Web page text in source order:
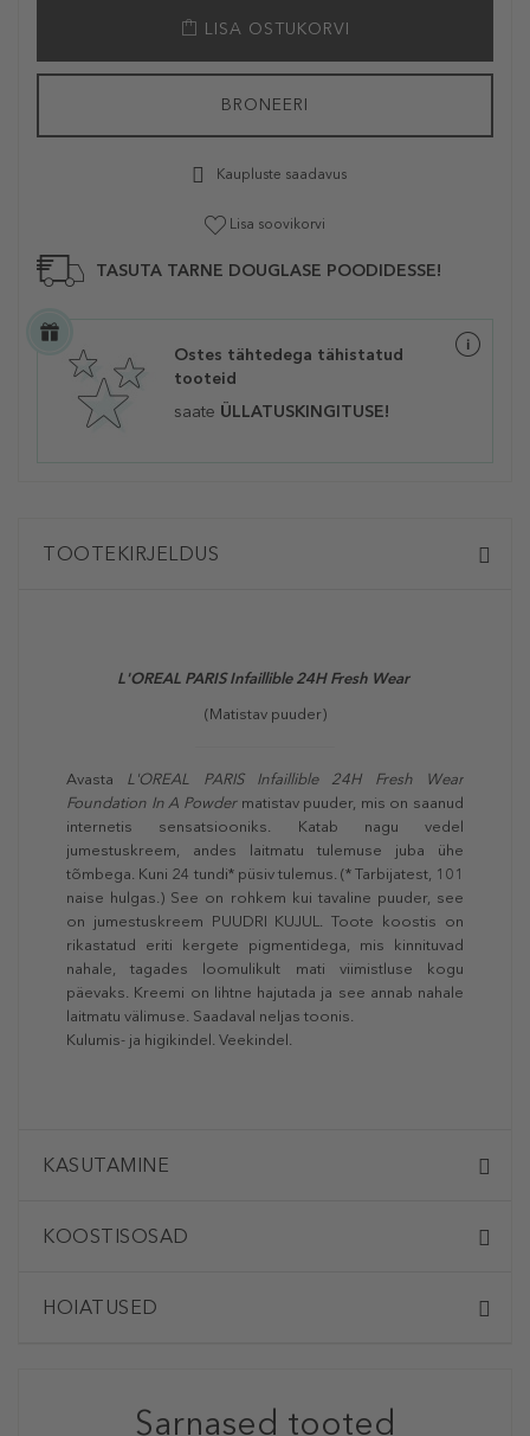
LISA OSTUKORVI
BRONEERI
Kaupluste saadavus
Lisa soovikorvi
TASUTA TARNE DOUGLASE POODIDESSE!
Ostes tähtedega tähistatud
tooteid
saate ÜLLATUSKINGITUSE!
TOOTEKIRJELDUS
L'OREAL PARISInfaillible 24H Fresh Wear
(Matistav puuder)
Avasta L'OREAL PARISInfaillible 24H Fresh Wear
Foundation In A Powdermatistav puuder, mis on saanud
internetis sensatsiooniks. Katab nagu vedel
jumestuskreem, andes laitmatu tulemuse juba ühe
tõmbega. Kuni 24 tundi* püsiv tulemus. (* Tarbijatest, 101
naise hulgas.) See on rohkem kui tavaline puuder, see
on jumestuskreem PUUDRI KUJUL. Toote koostis on
rikastatud eriti kergete pigmentidega, mis kinnituvad
nahale, tagades loomulikult mati viimistluse kogu
päevaks. Kreemi on lihtne hajutada ja see annab nahale
laitmatu välimuse. Saadaval neljas toonis.
Kulumis- ja higikindel. Veekindel.
KASUTAMINE
KOOSTISOSAD
HOIATUSED
Sarnased tooted